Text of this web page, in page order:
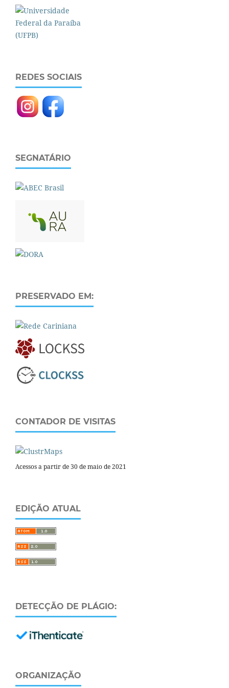
REDES SOCIAIS
SEGNATÁRIO
PRESERVADO EM:
CONTADOR DE VISITAS
Acessos a partir de 30 de maio de 2021
EDIÇÃO ATUAL
DETECÇÃO DE PLÁGIO:
ORGANIZAÇÃO